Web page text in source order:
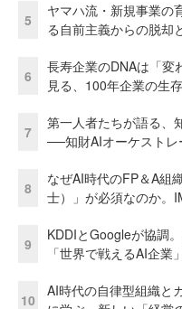
5
ヤマハ流・新規事業の
る自前主義からの脱却
6
長寿企業のDNAは「変
見る、100年企業の生
7
第一人者たちが語る、
──知財AIオーケストレ
8
なぜAI時代のFP＆A組
士）」が必須なのか。
9
KDDIとGoogleが協調
「世界で戦えるAI企業
10
AI時代の自律型組織と